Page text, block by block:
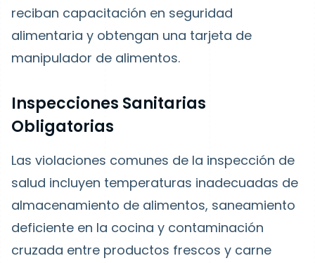
reciban capacitación en seguridad
alimentaria y obtengan una tarjeta de
manipulador de alimentos.
Inspecciones Sanitarias
Obligatorias
Las violaciones comunes de la inspección de
salud incluyen temperaturas inadecuadas de
almacenamiento de alimentos, saneamiento
deficiente en la cocina y contaminación
cruzada entre productos frescos y carne